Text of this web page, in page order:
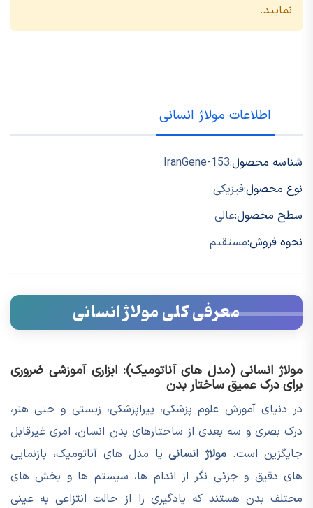
نمایید.
اطلاعات مولاژ انسانی
شناسه محصول:IranGene-153
نوع محصول:فیزیکی
سطح محصول:عالی
نحوه فروش:مستقیم
معرفی کلی مولاژ انسانی
مولاژ انسانی (مدل های آناتومیک): ابزاری آموزشی ضروری
برای درک عمیق ساختار بدن
در دنیای آموزش علوم پزشکی، پیراپزشکی، زیستی و حتی هنر،
درک بصری و سه بعدی از ساختارهای بدن انسان، امری غیرقابل
جایگزین است. مولاژ انسانییا مدل های آناتومیک، بازنمایی
های دقیق و جزئی نگر از اندام ها، سیستم ها و بخش های
مختلف بدن هستند که یادگیری را از حالت انتزاعی به عینی